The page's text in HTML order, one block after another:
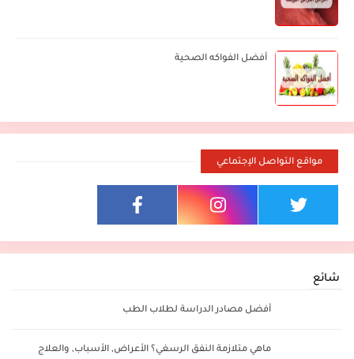
أفضل الفواكه الصحية
مواقع التواصل الإجتماعي
شائع
أفضل مصادر الدراسة لطلاب الطب
ماهي متلازمة النفق الرسغي؟ الأعراض, الأسباب, والعلاج